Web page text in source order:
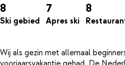
8
Ski gebied
7
Apres ski
8
Wij als gezin met allemaal